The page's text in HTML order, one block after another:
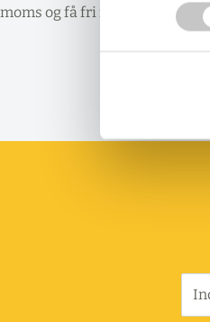
og få fri fragt.